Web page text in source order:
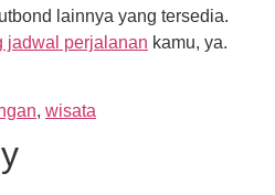
lainnya yang tersedia.
jadwal perjalanan kamu, ya.
, wisata